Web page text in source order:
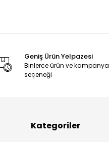
Geniş Ürün Yelpazesi
Binlerce ürün ve kampanya
seçeneği
Kategoriler